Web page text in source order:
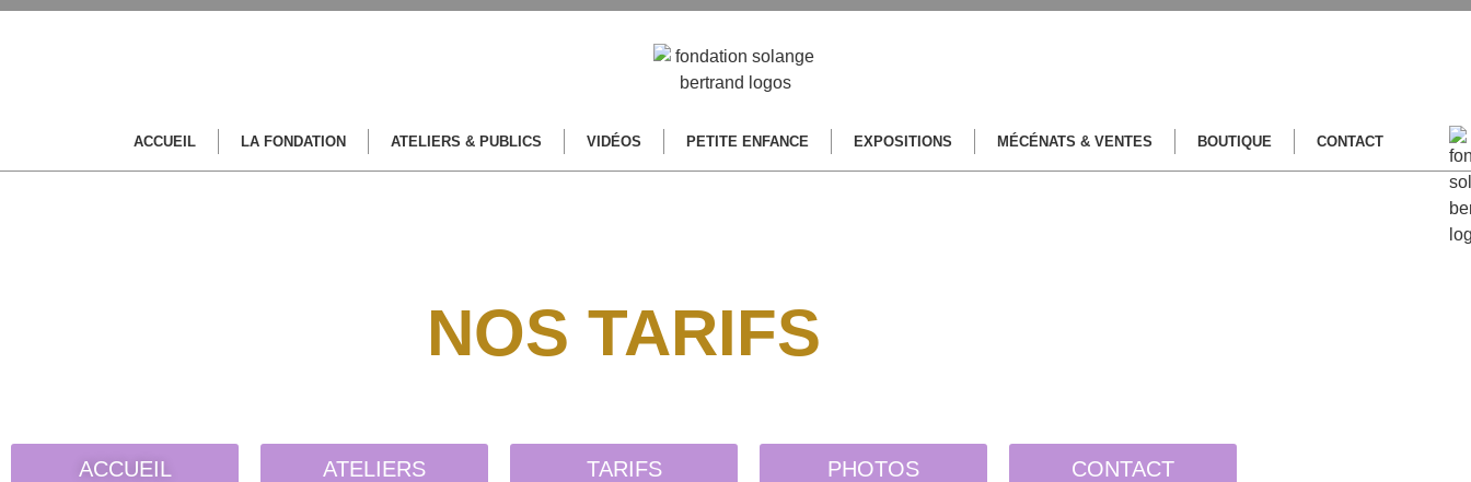
ACCUEIL LA FONDATION ATELIERS & PUBLICS VIDÉOS PETITE ENFANCE EXPOSITIONS MÉCÉNATS & VENTES BOUTIQUE CONTACT
NOS TARIFS
ACCUEIL ATELIERS TARIFS PHOTOS CONTACT